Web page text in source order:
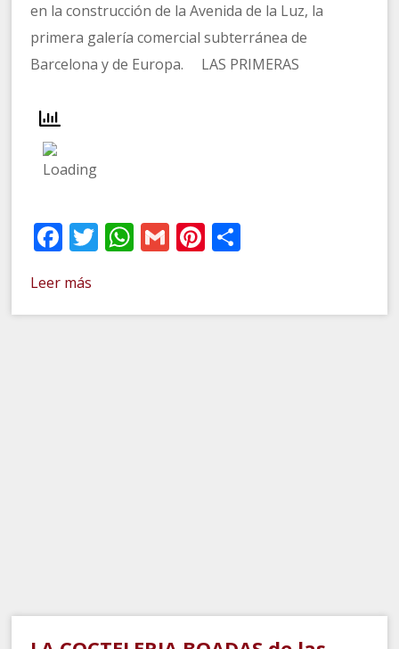
en la construcción de la Avenida de la Luz, la
primera galería comercial subterránea de
Barcelona y de Europa. LAS PRIMERAS
Facebook
Twitter
WhatsApp
GmailPinterest
Leer más